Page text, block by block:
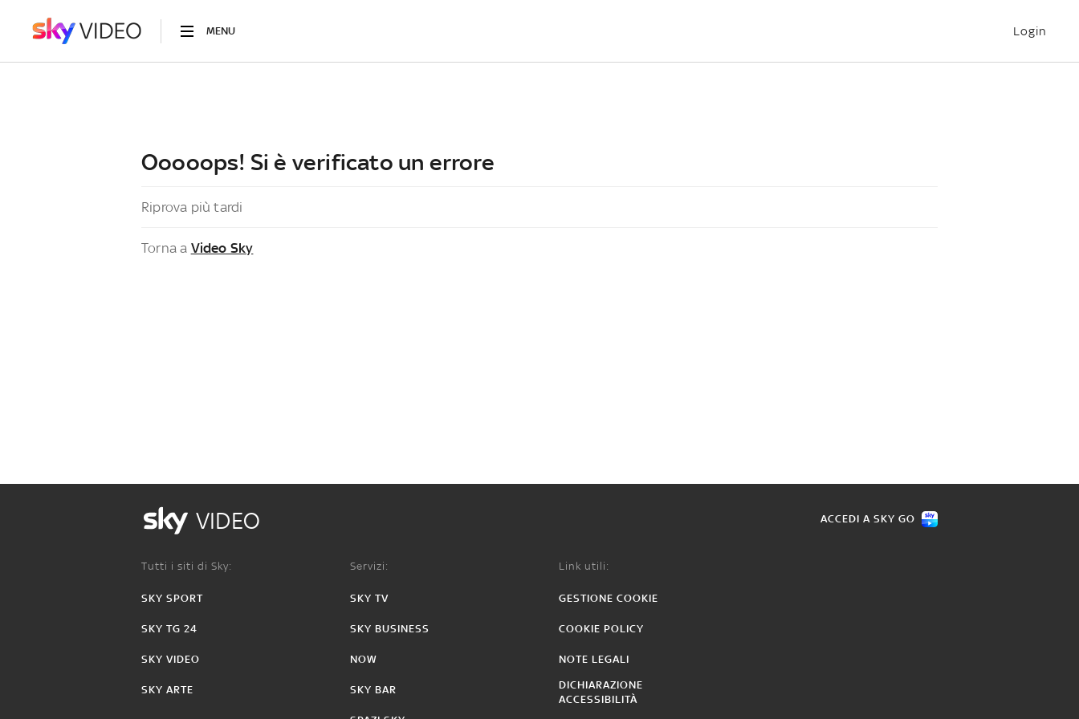
MENU Login
Ooooops! Si è verificato un errore
Riprova più tardi
Torna a Video Sky
VIDEO ACCEDI A SKY GO
Tutti i siti di Sky:
SKY SPORT
SKY TG 24
SKY VIDEO
SKY ARTE
Servizi:
SKY TV
SKY BUSINESS
NOW
SKY BAR
Link utili:
GESTIONE COOKIE
COOKIE POLICY
NOTE LEGALI
DICHIARAZIONE
ACCESSIBILITÀ